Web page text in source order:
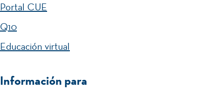
Portal CUE
Q10
Educación virtual
Información para